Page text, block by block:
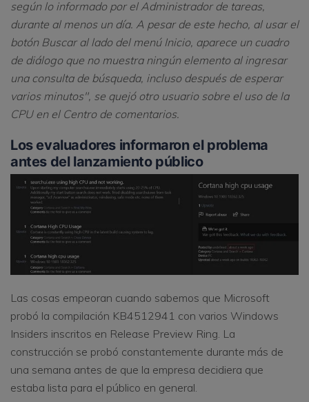
según lo informado por el Administrador de tareas,
durante al menos un día. A pesar de este hecho, al usar el
botón Buscar al lado del menú Inicio, aparece un cuadro
de diálogo que no muestra ningún elemento al ingresar
una consulta de búsqueda, incluso después de esperar
varios minutos", se quejó otro usuario sobre el uso de la
CPU en el Centro de comentarios.
Los evaluadores informaron el problema
antes del lanzamiento público
Las cosas empeoran cuando sabemos que Microsoft
probó la compilación KB4512941 con varios Windows
Insiders inscritos en Release Preview Ring. La
construcción se probó constantemente durante más de
una semana antes de que la empresa decidiera que
estaba lista para el público en general.